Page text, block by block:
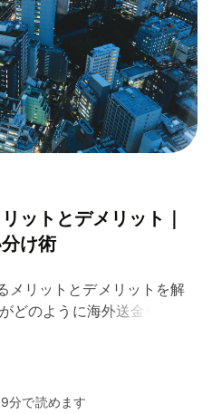
ットとデメリット｜
け術
メリットとデメリットを解
どのように海外送金や多通
9分で読めます